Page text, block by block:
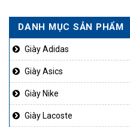
DANH MỤC SẢN PHẨM
Giày Adidas
Giày Asics
Giày Nike
Giày Lacoste